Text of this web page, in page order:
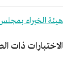
هيئة الخبراء بمجلس
الاختبارات ذات